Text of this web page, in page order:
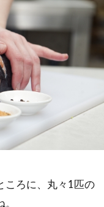
ころに、丸々1匹の